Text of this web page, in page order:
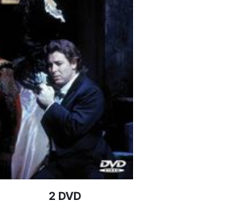
2 DVD